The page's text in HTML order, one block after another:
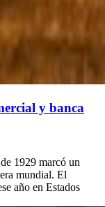
y banca
1929 marcó un
mundial. El
año en Estados